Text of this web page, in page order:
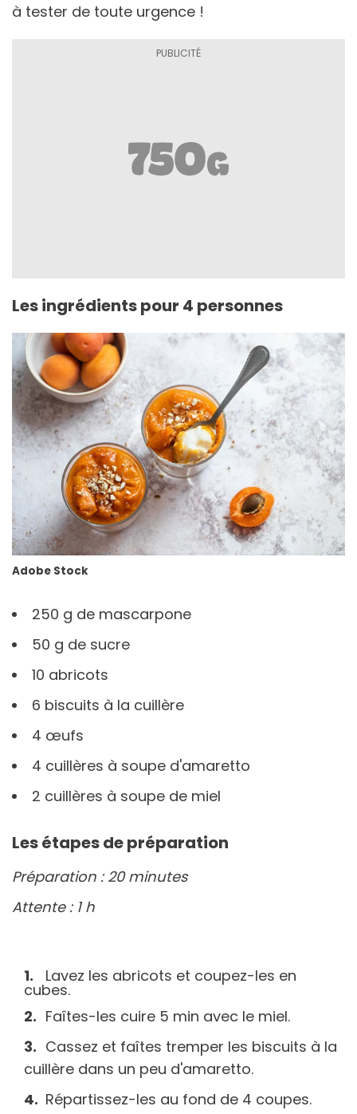
à tester de toute urgence !
Les ingrédients pour 4 personnes
Adobe Stock
250 g de mascarpone
50 g de sucre
10 abricots
6 biscuits à la cuillère
4 œufs
4 cuillères à soupe d'amaretto
2 cuillères à soupe de miel
Les étapes de préparation
Préparation : 20 minutes
Attente : 1 h
Lavez les abricots et coupez-les en
cubes.
Faîtes-les cuire 5 min avec le miel.
Cassez et faîtes tremper les biscuits à la
cuillère dans un peu d'amaretto.
Répartissez-les au fond de 4 coupes.